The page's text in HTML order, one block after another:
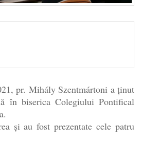
pr. Mihály Szentmártoni a ținut
în biserica Colegiului Pontifical
și au fost prezentate cele patru